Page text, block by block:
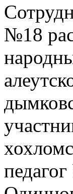
№18